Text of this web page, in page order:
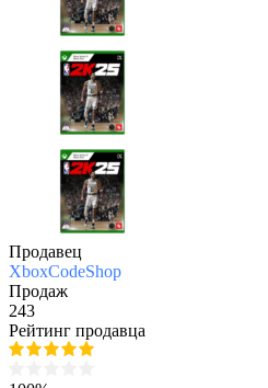
Продавец
XboxCodeShop
Продаж
243
Рейтинг продавца